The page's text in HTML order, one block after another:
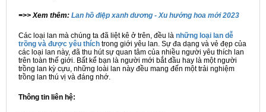
=>> Xem thêm: Lan hồ điệp xanh dương - Xu hướng hoa mới 2023
Các loại lan mà chúng ta đã liệt kê ở trên, đều là những loại lan dễ
trồng và được yêu thích trong giới yêu lan. Sự đa dạng và vẻ đẹp của
các loại lan này, đã thu hút sự quan tâm của nhiều người yêu thích lan
trên toàn thế giới. Bất kể bạn là người mới bắt đầu hay là một người
trồng lan kỳ cựu, những loài lan này đều mang đến một trải nghiệm
trồng lan thú vị và đáng nhớ.
Thông tin liên hệ: